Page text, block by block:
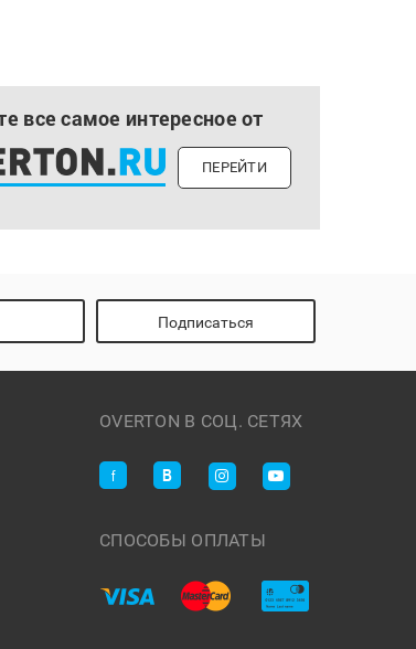
все самое интересное от
ПЕРЕЙТИ
Подписаться
OVERTON В СОЦ. СЕТЯХ
СПОСОБЫ ОПЛАТЫ